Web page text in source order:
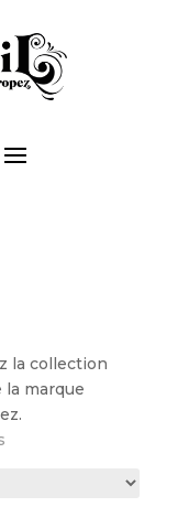
la collection
marque